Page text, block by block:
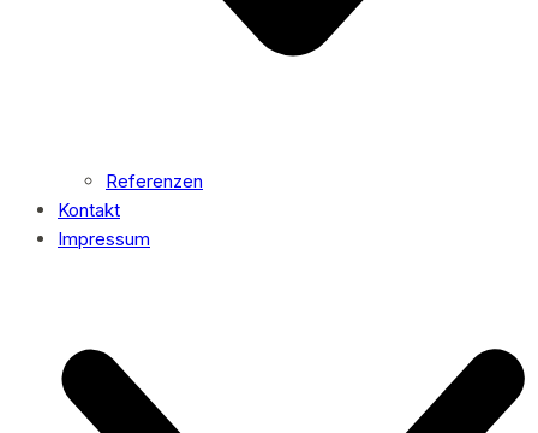
Referenzen
Kontakt
Impressum